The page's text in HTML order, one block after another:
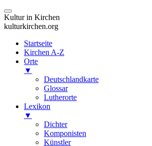
Kultur in Kirchen
kulturkirchen.org
Startseite
Kirchen A-Z
Orte
▼
Deutschlandkarte
Glossar
Lutherorte
Lexikon
▼
Dichter
Komponisten
Künstler